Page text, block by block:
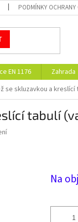
PODMÍNKY OCHRANY
EN 1176 Zahrada
se skluzavkou a kreslící
tabulí
Na